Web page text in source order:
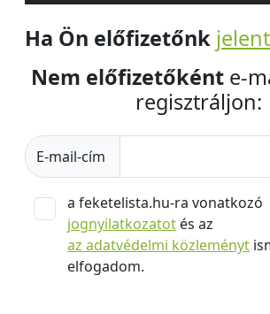
Ha Ön előfizetőnk
Nem előfizetőként e-
regisztráljon:
E-mail-cím
a feketelista.hu-ra vonatkozó
jognyilatkozatot és az
az adatvédelmi közleményt
elfogadom.